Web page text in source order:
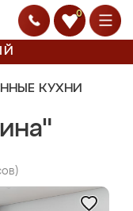
0
КУХНИ